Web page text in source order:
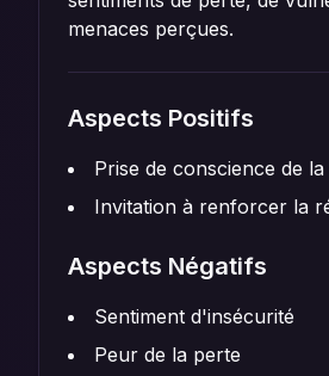
menaces perçues.
Aspects Positifs
Prise de conscience de
Invitation à renforcer la
Aspects Négatifs
Sentiment d'insécurité
Peur de la perte